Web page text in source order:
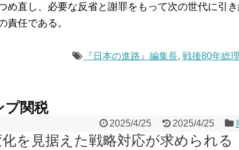
め直し、必要な反省と謝罪をもって次の世代に引
責任である。
『日本の進路』編集長, 戦後80年総
プ関税
2025/4/25 2025/4/25
を見据えた戦略対応が求められる